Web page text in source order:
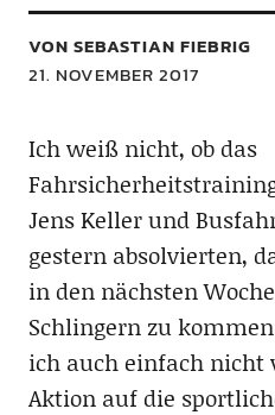
VON SEBASTIAN FIEBRIG
21. NOVEMBER 2017
Ich weiß nicht, ob das
Jens Keller und
gestern absolvierten,
in den nächsten
Schlingern zu
ich auch einfach nicht
Aktion auf die